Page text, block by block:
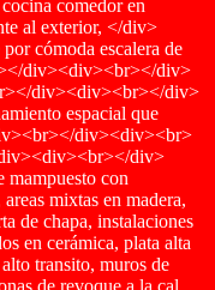
comedor en
al exterior, </div>
cómoda escalera de
div><div><br></div>
div><div><br></div>
espacial que
div><div><br>
div>
mampuesto con
mixtas en madera,
de chapa, instalaciones
en cerámica, plata alta
transito, muros de
de revoque a la cal